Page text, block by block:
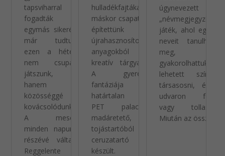
tapsviharral
fogadták
egymás sikerét,
már tudtuk:
ezen a héten
nem csupán
játszunk,
hanem
közösséggé
kovácsolódunk.
A mesék
minden napunk
részévé váltak.
Reggelente
hulladékfajtákat,
máskor csapatban
építettünk
újrahasznosított
anyagokból
kreatív tárgyakat.
A gyerekek
fantáziája
határtalan volt:
PET palackból
madáretető,
tojástartóból
ceruzatartó
készült. A
úgynevezett
„névmegjegyzős”
játék, ahol egymás
neveit tanulhattuk
meg, és
gyakorolhattuk,
lehetett színezni,
társasosni, és az
udvaron focizni
vagy tollasozni.
Miután az összes